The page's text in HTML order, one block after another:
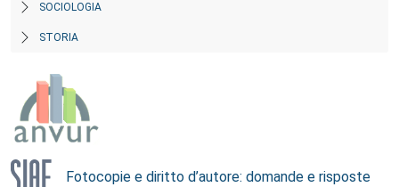
SOCIOLOGIA
STORIA
Fotocopie e diritto d’autore: domande e risposte